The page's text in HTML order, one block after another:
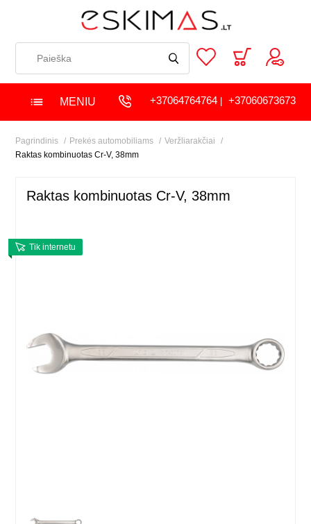
MENIU +37064764764| +37060673673
Pagrindinis Prekės automobiliams
Veržliarakčiai
Raktas kombinuotas Cr-V, 38mm
Raktas kombinuotas Cr-V, 38mm
Tik internetu